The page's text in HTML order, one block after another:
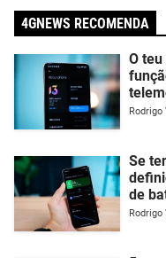
4GNEWS RECOMENDA
O
Rodrigo
Se
de
Rodrigo